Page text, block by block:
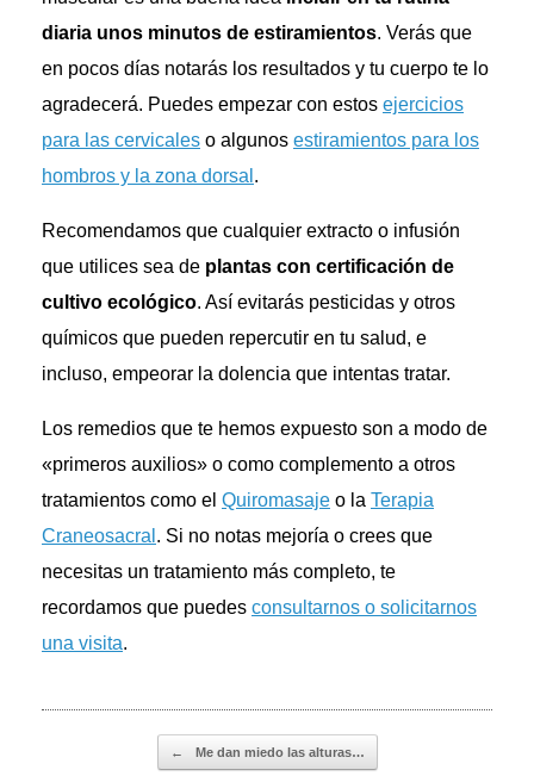
diaria unos minutos de estiramientos. Verás que
en pocos días notarás los resultados y tu cuerpo te lo
agradecerá. Puedes empezar con estos ejercicios
para las cervicales o algunos estiramientos para los
hombros y la zona dorsal .
Recomendamos que cualquier extracto o infusión
que utilices sea de plantas con certificación de
cultivo ecológico. Así evitarás pesticidas y otros
químicos que pueden repercutir en tu salud, e
incluso, empeorar la dolencia que intentas tratar.
Los remedios que te hemos expuesto son a modo de
«primeros auxilios» o como complemento a otros
tratamientos como el Quiromasaje o la Terapia
Craneosacral . Si no notas mejoría o crees que
necesitas un tratamiento más completo, te
recordamos que puedes consultarnos o solicitarnos
una visita.
Navegador de artículos
← Me dan miedo las alturas…